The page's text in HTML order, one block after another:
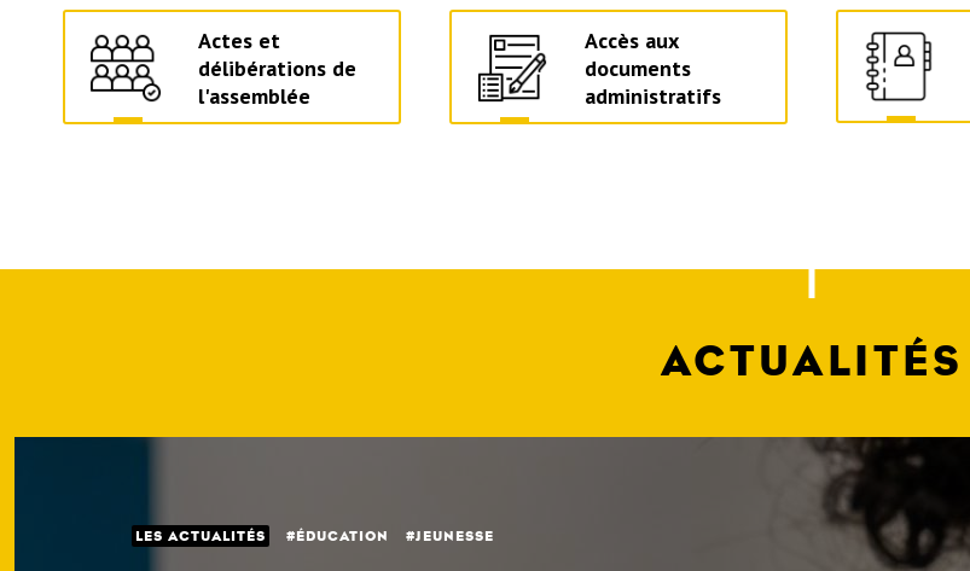
Actes et
délibérations de
l'assemblée
Accès aux
documents
administratifs
ACTUALITÉS
ÉDUCATION JEUNESSE